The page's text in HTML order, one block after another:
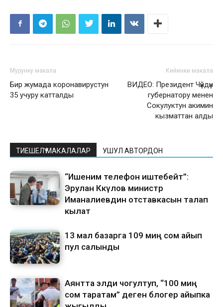
Мурунку макала
Бир жумада коронавирустун
35 учуру катталды
Кийинки макала
ВИДЕО: Президент Чүйдүн
губернатору менен
Сокулуктун акимин
кызматтан алды
ТИЕШЕЛҮҮ МАКАЛАЛАР УШУЛ АВТОРДОН
“Ишеним телефон иштебейт”:
Эрулан Көкүлов министр
Иманалиевдин отставкасын талап
кылат
13 мал базарга 109 миң сом айып
пул салынды
Аянтта элди чогултуп, “100 миң
сом таратам” деген блогер айыпка